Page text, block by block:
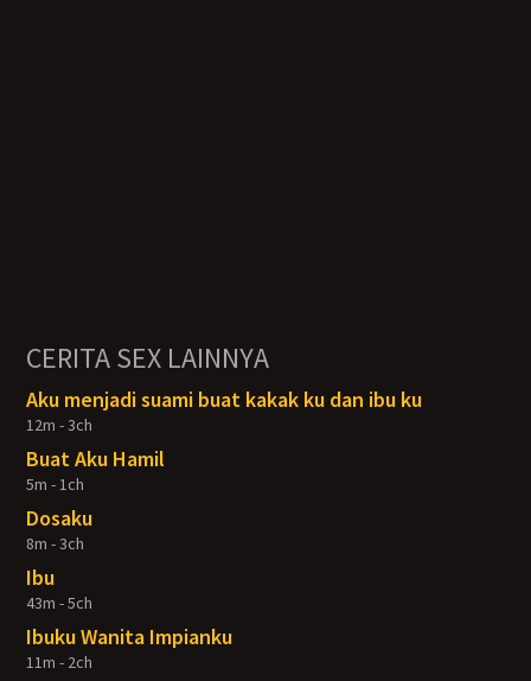
CERITA SEX LAINNYA
Aku menjadi suami buat kakak ku dan ibu ku
12m - 3ch
Buat Aku Hamil
5m - 1ch
Dosaku
8m - 3ch
Ibu
43m - 5ch
Ibuku Wanita Impianku
11m - 2ch